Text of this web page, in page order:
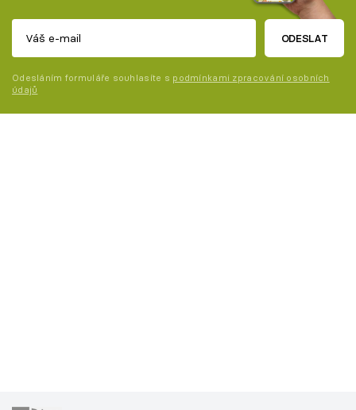
ODESLAT
Odesláním formuláře souhlasíte s podmínkami zpracování osobních
údajů